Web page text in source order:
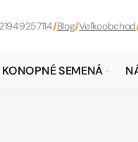
/Blog/Veľkoobchod
KONOPNÉ SEMENÁ